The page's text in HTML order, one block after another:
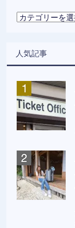
カ
ー
人気記事